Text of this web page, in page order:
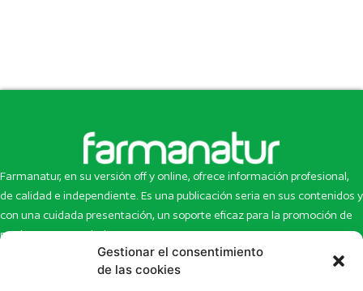
Gestionar el consentimiento
de las cookies
Farmanatur, en su versión off y online, ofrece información profesional,
de calidad e independiente. Es una publicación seria en sus contenidos y
con una cuidada presentación, un soporte eficaz para la promoción de
productos y novedades.
Inicio